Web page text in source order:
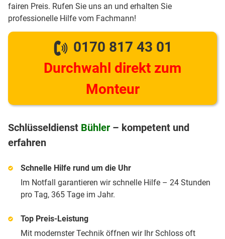
fairen Preis. Rufen Sie uns an und erhalten Sie
professionelle Hilfe vom Fachmann!
0170 817 43 01
Durchwahl direkt zum
Monteur
Schlüsseldienst Bühler – kompetent und
erfahren
Schnelle Hilfe rund um die Uhr
Im Notfall garantieren wir schnelle Hilfe – 24 Stunden
pro Tag, 365 Tage im Jahr.
Top Preis-Leistung
Mit modernster Technik öffnen wir Ihr Schloss oft